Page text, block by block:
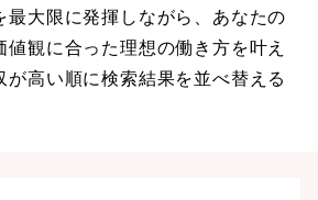
最大限に発揮しながら、あなたの
値観に合った理想の働き方を叶え
が高い順に検索結果を並べ替える